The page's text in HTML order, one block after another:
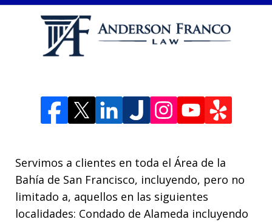
Servimos a clientes en toda el Área de la
Bahía de San Francisco, incluyendo, pero no
limitado a, aquellos en las siguientes
localidades: Condado de Alameda incluyendo